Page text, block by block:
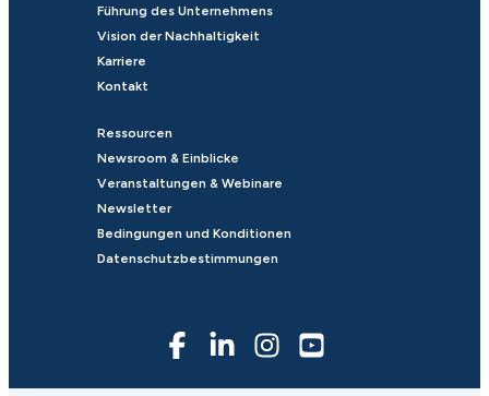
Führung des Unternehmens
Vision der Nachhaltigkeit
Karriere
Kontakt
Ressourcen
Newsroom & Einblicke
Veranstaltungen & Webinare
Newsletter
Bedingungen und Konditionen
Datenschutzbestimmungen